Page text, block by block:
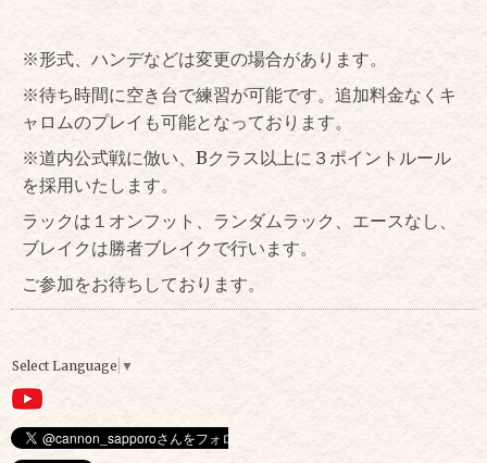
※形式、ハンデなどは変更の場合があります。
※待ち時間に空き台で練習が可能です。追加料金なくキ
ャロムのプレイも可能となっております。
※道内公式戦に倣い、Bクラス以上に３ポイントルール
を採用いたします。
ラックは１オンフット、ランダムラック、エースなし、
ブレイクは勝者ブレイクで行います。
ご参加をお待ちしております。
Select Language ▼